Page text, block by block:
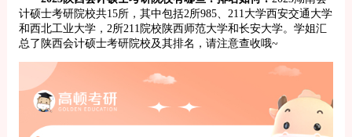
计硕士考研院校共15所，其中包括2所985、211大学西安交通大学
和西北工业大学，2所211院校陕西师范大学和长安大学。学姐汇
总了陕西会计硕士考研院校及其排名，请注意查收哦~